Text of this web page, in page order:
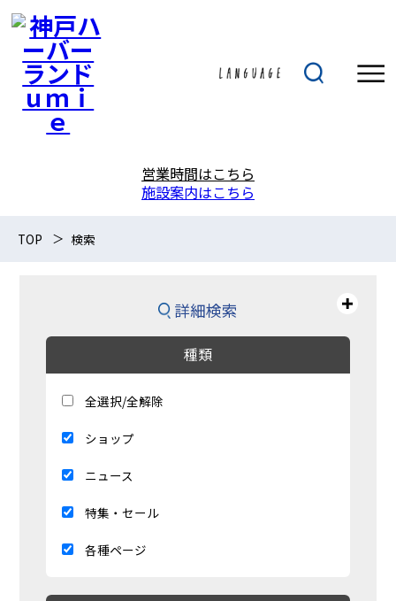
営業時間はこちら
施設案内はこちら
TOP 検索
詳細検索
種類
全選択/全解除
ショップ
ニュース
特集・セール
各種ページ